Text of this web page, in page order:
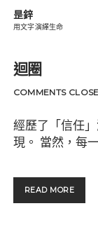
昰鋅
用文字演繹生命
創作.燃燒
生活碎片
細味眼睛記憶
UN-CHAINS
昰
鋅
Posts
迴圈
COMMENTS
經歷了「信任
現。 當然，每
READ MORE迴
圈